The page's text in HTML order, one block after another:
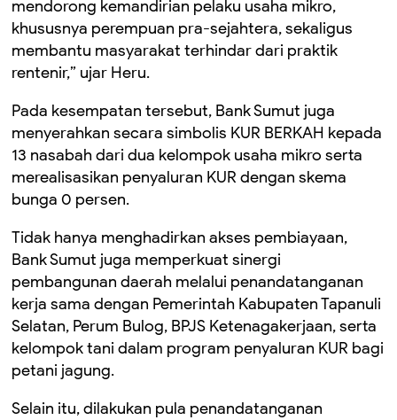
mendorong kemandirian pelaku usaha mikro,
khususnya perempuan pra-sejahtera, sekaligus
membantu masyarakat terhindar dari praktik
rentenir,” ujar Heru.
Pada kesempatan tersebut, Bank Sumut juga
menyerahkan secara simbolis KUR BERKAH kepada
13 nasabah dari dua kelompok usaha mikro serta
merealisasikan penyaluran KUR dengan skema
bunga 0 persen.
Tidak hanya menghadirkan akses pembiayaan,
Bank Sumut juga memperkuat sinergi
pembangunan daerah melalui penandatanganan
kerja sama dengan Pemerintah Kabupaten Tapanuli
Selatan, Perum Bulog, BPJS Ketenagakerjaan, serta
kelompok tani dalam program penyaluran KUR bagi
petani jagung.
Selain itu, dilakukan pula penandatanganan